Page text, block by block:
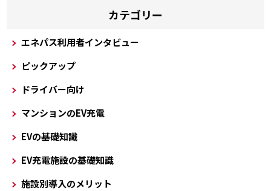
カテゴリー
エネパス利用者インタビュー
ピックアップ
ドライバー向け
マンションのEV充電
EVの基礎知識
EV充電施設の基礎知識
施設別導入のメリット